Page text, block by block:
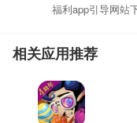
福利app引导网站
相关应用推荐